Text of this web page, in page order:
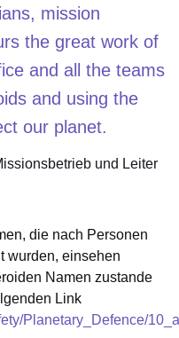
mission
the great work of
and all the teams
and using the
our planet.
und Leiter
die nach Personen
wurden, einsehen
Namen zustande
Link
Planetary_Defence/